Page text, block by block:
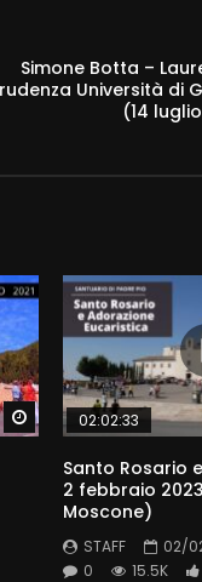
Simone Botta –
Università di
(14
Watch Later
02:02:33
Santo Rosario
2 febbraio
Moscone)
STAFF
02/
0
15.5K